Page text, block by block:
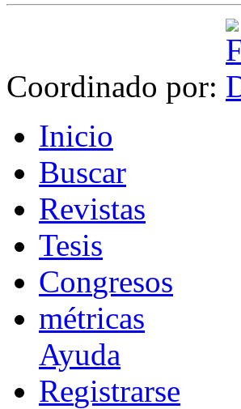
Coordinado por:
Inicio
Buscar
Revistas
Tesis
Congresos
métricas
Ayuda
Registrarse